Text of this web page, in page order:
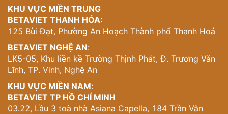
Thiết kế theo phong cách tân cổ điển sang trọng nhưng
tinh gọn, nổi bật với hệ tủ bếp gỗ tự nhiên phủ sơn bóng
màu nâu trầm, điểm xuyết các chi tiết mạ vàng tinh tế. Tủ
bếp trên – dưới bố trí khoa học, tích hợp đầy đủ thiết bị
hiện đại như bếp âm, lò nướng, máy hút mùi, tủ lạnh âm
tường… đảm bảo sự tiện nghi và liền mạch thẩm mỹ.
Mẫu nội thất phòng bếp biệt thự tân cổ điển NT21092
Mặt bếp và tường ốp đá tự nhiên vân mây giúp tăng độ
KHU VỰC MIỀN TRUNG
BETAVIET THANH HÓA:
125 Bùi Đạt, Phường An Hoạch Thành phố Thanh Hoá
BETAVIET NGHỆ AN:
LK5-05, Khu liền kề Trường Thịnh Phát, Đ. Trương Văn
Lĩnh, TP. Vinh, Nghệ An
KHU VỰC MIỀN NAM:
BETAVIET TP HỒ CHÍ MINH
03.22, Lầu 3 toà nhà Asiana Capella, 184 Trần Văn